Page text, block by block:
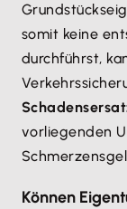
somit keine
durchführst,
vorliegenden
Können